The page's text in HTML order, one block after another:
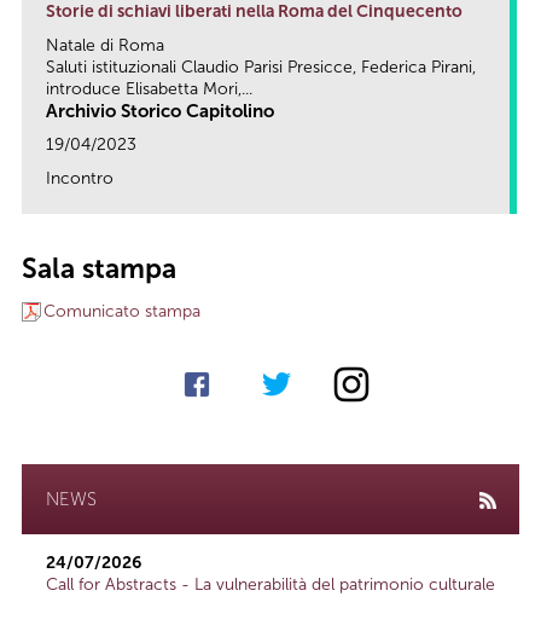
Storie di schiavi liberati nella Roma del Cinquecento
Natale di Roma
Saluti istituzionali Claudio Parisi Presicce, Federica Pirani,
introduce Elisabetta Mori,...
Archivio Storico Capitolino
19/04/2023
Incontro
Sala stampa
Comunicato stampa
NEWS
24/07/2026
Call for Abstracts - La vulnerabilità del patrimonio culturale